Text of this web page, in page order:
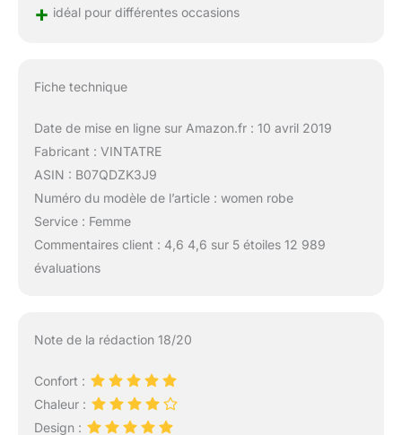
+ idéal pour différentes occasions
Fiche technique
Date de mise en ligne sur Amazon.fr : 10 avril 2019
Fabricant : VINTATRE
ASIN : B07QDZK3J9
Numéro du modèle de l’article : women robe
Service : Femme
Commentaires client : 4,6 4,6 sur 5 étoiles 12 989
évaluations
Note de la rédaction 18/20
Confort :
Chaleur :
Design :